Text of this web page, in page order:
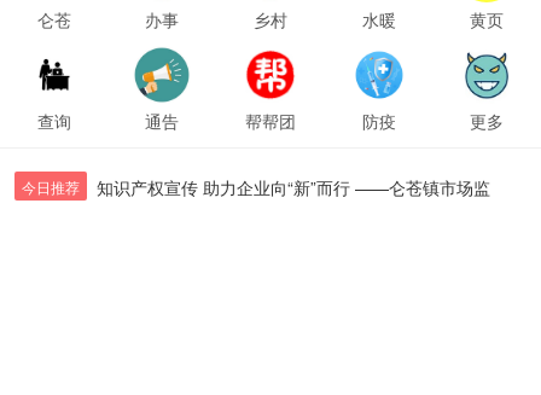
仑苍 办事 乡村 水暖 黄页
查询 通告 帮帮团 防疫 更多
今日推荐 知识产权宣传 助力企业向“新”而行 ——仑苍镇市场监